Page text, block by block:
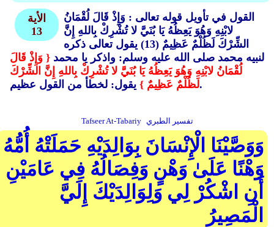
الأية
13
القول في تأويل قوله تعالى : وَإِذْ قَالَ لُقْمَانُ
لابْنِهِ وَهُوَ يَعِظُهُ يَا بُنَيَّ لا تُشْرِكْ بِاللهِ إِنَّ
الشِّرْكَ لَظُلْمٌ عَظِيمٌ (13)
يقول تعالى ذكره
لنبيه محمد صلى الله عليه وسلم: واذكر يا محمد { وَإِذْ قَالَ
لُقْمَانُ لابْنِهِ وَهُوَ يَعِظُهُ يَا بُنَيَّ لا تُشْرِكْ بِاللهِ إِنَّ الشِّرْكَ
لَظُلْمٌ عَظِيمٌ }يقول: لخطأ من القول عظيم.
Tafseer At-Tabariy تفسير الطبري
وَوَصَّيْنَا الْإِنْسَانَ بِوَالِدَيْهِ حَمَلَتْهُ أُمُّهُ
وَهْنًا عَلَىٰ وَهْنٍ وَفِصَالُهُ فِي عَامَيْنِ
أَنِ اشْكُرْ لِي وَلِوَالِدَيْكَ إِلَيَّ
الْمَصِيرُ